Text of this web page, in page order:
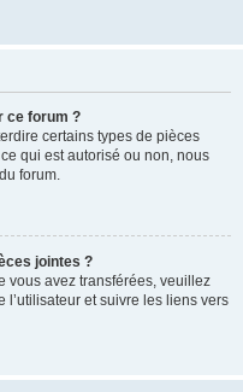
ce forum ?
certains types de pièces
qui est autorisé ou non, nous
forum.
jointes ?
vous avez transférées, veuillez
et suivre les liens vers